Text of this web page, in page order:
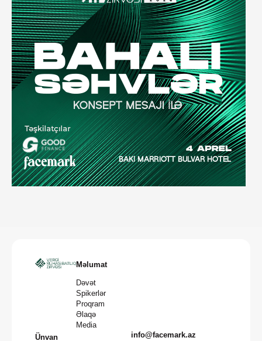
Məlumat
Dəvət
Spikerlər
Proqram
Əlaqə
Media
Ünvan
info@facemark.az